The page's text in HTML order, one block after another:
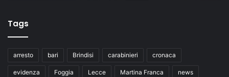
Tags
arresto bari Brindisi carabinieri cronaca
evidenza Foggia Lecce Martina Franca news